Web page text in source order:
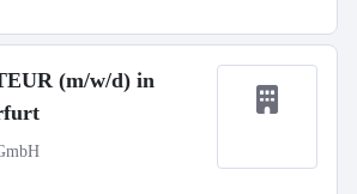
(m/w/d) in